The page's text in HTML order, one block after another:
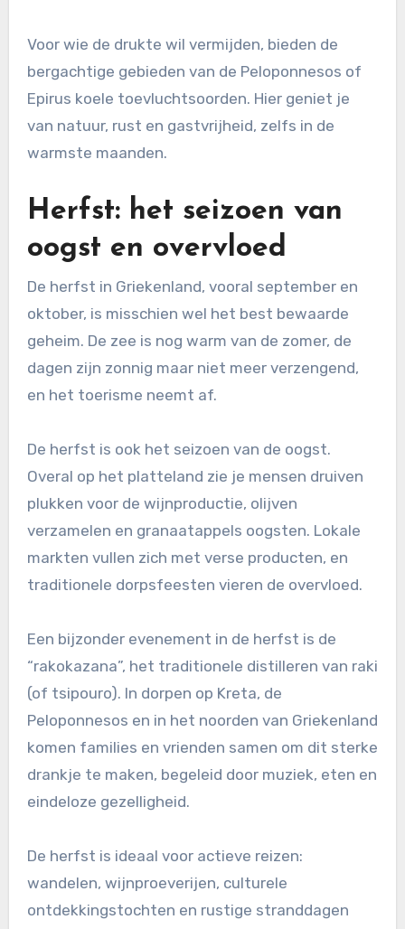
Voor wie de drukte wil vermijden, bieden de
bergachtige gebieden van de Peloponnesos of
Epirus koele toevluchtsoorden. Hier geniet je
van natuur, rust en gastvrijheid, zelfs in de
warmste maanden.
Herfst: het seizoen van
oogst en overvloed
De herfst in Griekenland, vooral september en
oktober, is misschien wel het best bewaarde
geheim. De zee is nog warm van de zomer, de
dagen zijn zonnig maar niet meer verzengend,
en het toerisme neemt af.
De herfst is ook het seizoen van de oogst.
Overal op het platteland zie je mensen druiven
plukken voor de wijnproductie, olijven
verzamelen en granaatappels oogsten. Lokale
markten vullen zich met verse producten, en
traditionele dorpsfeesten vieren de overvloed.
Een bijzonder evenement in de herfst is de
“rakokazana”, het traditionele distilleren van raki
(of tsipouro). In dorpen op Kreta, de
Peloponnesos en in het noorden van Griekenland
komen families en vrienden samen om dit sterke
drankje te maken, begeleid door muziek, eten en
eindeloze gezelligheid.
De herfst is ideaal voor actieve reizen:
wandelen, wijnproeverijen, culturele
ontdekkingstochten en rustige stranddagen